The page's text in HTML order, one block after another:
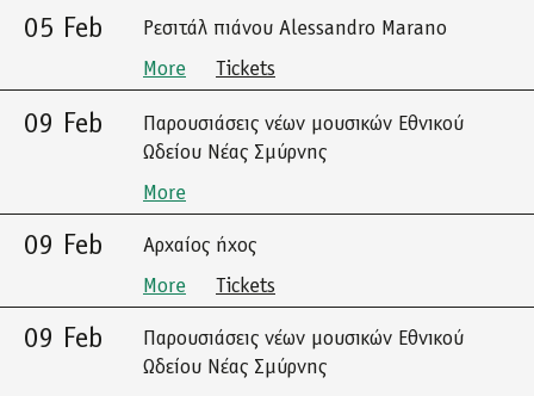
05 Feb
Ρεσιτάλ πιάνου Alessandro Marano
More
Tickets
09 Feb
Παρουσιάσεις νέων μουσικών Εθνικού
Ωδείου Νέας Σμύρνης
More
09 Feb
Αρχαίος ήχος
More
Tickets
09 Feb
Παρουσιάσεις νέων μουσικών Εθνικού
Ωδείου Νέας Σμύρνης